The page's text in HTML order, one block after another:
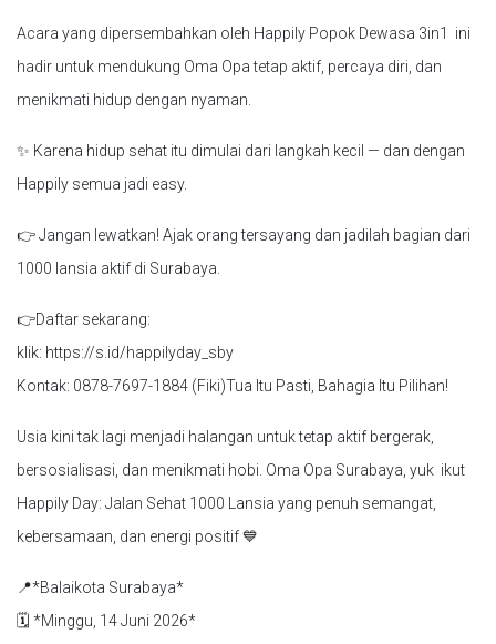
Acara yang dipersembahkan oleh Happily Popok Dewasa 3in1 ini
hadir untuk mendukung Oma Opa tetap aktif, percaya diri, dan
menikmati hidup dengan nyaman.
✨ Karena hidup sehat itu dimulai dari langkah kecil — dan dengan
Happily semua jadi easy.
👉 Jangan lewatkan! Ajak orang tersayang dan jadilah bagian dari
1000 lansia aktif di Surabaya.
👉Daftar sekarang:
klik: https://s.id/happilyday_sby
Kontak: 0878-7697-1884 (Fiki)Tua Itu Pasti, Bahagia Itu Pilihan!
Usia kini tak lagi menjadi halangan untuk tetap aktif bergerak,
bersosialisasi, dan menikmati hobi. Oma Opa Surabaya, yuk ikut
Happily Day: Jalan Sehat 1000 Lansia yang penuh semangat,
kebersamaan, dan energi positif 💙
📍*Balaikota Surabaya*
🗓 *Minggu, 14 Juni 2026*